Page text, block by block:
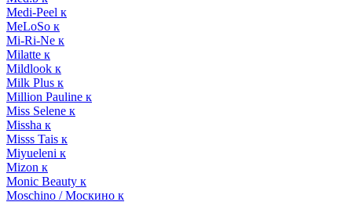
Medi-Peel к
MeLoSo к
Mi-Ri-Ne к
Milatte к
Mildlook к
Milk Plus к
Million Pauline к
Miss Selene к
Missha к
Misss Tais к
Miyueleni к
Mizon к
Monic Beauty к
Moschino / Москино к